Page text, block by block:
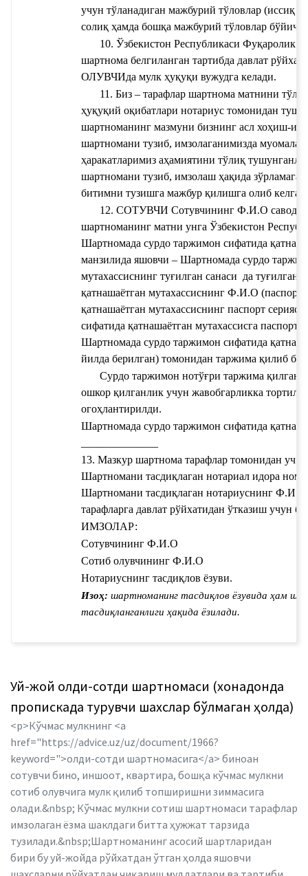
учун тўланадиган мажбурий тўловлар (иссиқ
солиқ ҳамда бошқа мажбурий тўловлар
10. Ўзбекистон Республикаси Фуқаролик
шартнома белгиланган тартибда давлат
ОЛУВЧИда мулк ҳуқуқи вужудга келади.
11. Биз – тарафлар шартнома матнини
ҳуқуқий оқибатлари нотариус томонидан
шартноманинг мазмуни бизнинг асл хоҳиш-
шартномани тузиб, имзолаганимизда муомала
ҳаракатларимиз аҳамиятини тўлиқ
шартномани тузиб, имзолаш ҳақида
битимни тузишга мажбур қилишга олиб
12. СОТУВЧИ Сотувчининг Ф.И.О
Шартномада сурдо таржимон сифатида
манзилида яшовчи – Шартномада сурдо
мутахассиснинг туғилган санаси да туғилган
қатнашаётган мутахассиснинг Ф.И.О (паспорт
қатнашаётган мутахассиснинг паспорт
сифатида қатнашаётган мутахассисга
йилда берилган) томонидан таржима қилиб
Сурдо таржимон нотўғри таржима
ошкор қилганлик учун жавобгарликка
огоҳлантирилди.
Шартномада сурдо таржимон сифатида
Шартномани тасдиқлаган нотариал идора
Шартномани тасдиқлаган нотариуснинг
тарафларга давлат рўйхатидан ўтказиш учун
ИМЗОЛАР:
Сотувчининг Ф.И.О
Сотиб олувчининг Ф.И.О
Нотариуснинг тасдиқлов ёзуви.
Изоҳ: шартноманинг тасдиқлов ёзувида ҳам
тасдиқланганлиги ҳақида ёзилади.
Уй-жой олди-сотди шартномаси (хонадонда
пропискада турувчи шахслар бўлмаган ҳолда)
<p>Кўчмас мулкнинг <a
href="https://advice.uz/uz/document/1966?
keyword=">олди-сотди шартномасига</a> биноан
сотувчи бино, иншоот, квартира, бошқа кўчмас мулкни
сотиб олувчига мулк қилиб топширишни зиммасига
олади.&nbsp; Кўчмас мулкни сотиш шартномаси тарафлар
имзолаган ёзма шаклдаги битта ҳужжат тарзида
тузилади.&nbsp;Шартноманинг асосий шартларидан
бири бу уй-жойда рўйхатдан ўтган ҳолда яшовчи